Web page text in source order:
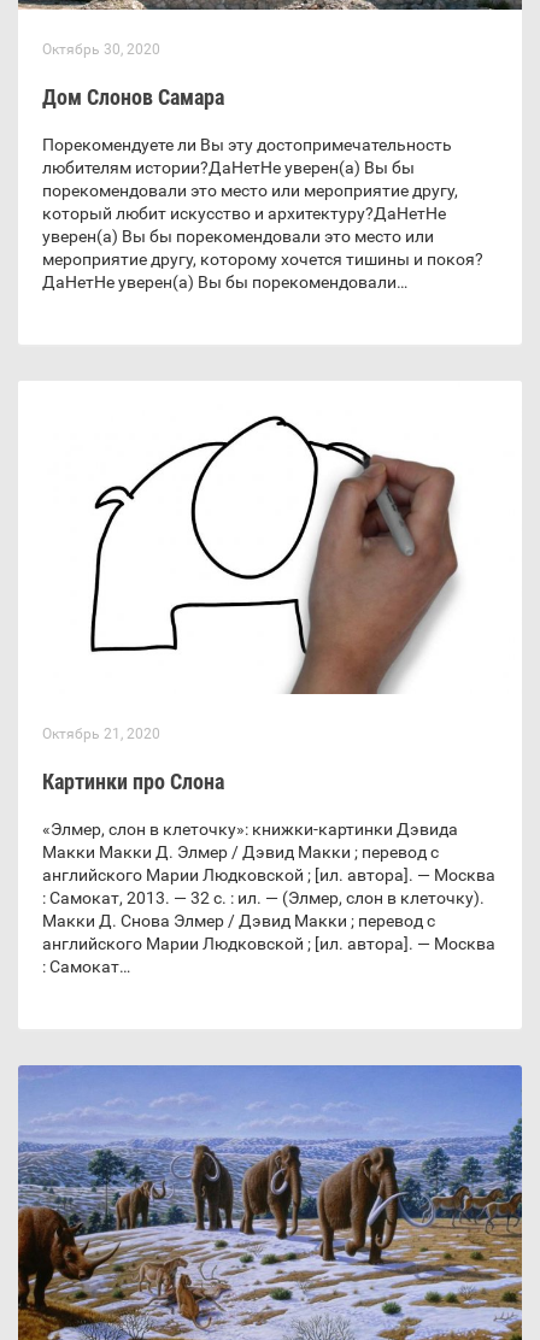
Октябрь 30, 2020
Дом Слонов Самара
Порекомендуете ли Вы эту достопримечательность
любителям истории?ДаНетНе уверен(а) Вы бы
порекомендовали это место или мероприятие другу,
который любит искусство и архитектуру?ДаНетНе
уверен(а) Вы бы порекомендовали это место или
мероприятие другу, которому хочется тишины и покоя?
ДаНетНе уверен(а) Вы бы порекомендовали…
Октябрь 21, 2020
Картинки про Слона
«Элмер, слон в клеточку»: книжки-картинки Дэвида
Макки Макки Д. Элмер / Дэвид Макки ; перевод с
английского Марии Людковской ; [ил. автора]. — Москва
: Самокат, 2013. — 32 с. : ил. — (Элмер, слон в клеточку).
Макки Д. Снова Элмер / Дэвид Макки ; перевод с
английского Марии Людковской ; [ил. автора]. — Москва
: Самокат…